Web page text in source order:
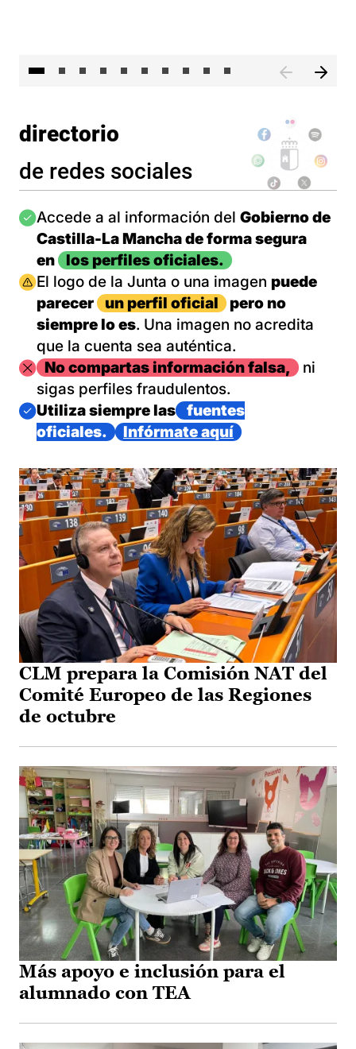
directorio
de redes sociales
Imagen
Accede a al información del Gobierno de
Castilla-La Mancha de forma segura
en
los perfiles oficiales.
Imagen
El logo de la Junta o una imagen puede
parecer
un perfil oficial
pero no
siempre lo es. Una imagen no acredita
que la cuenta sea auténtica.
ImagenNo compartas información falsa,
ni
sigas perfiles fraudulentos.
Imagen
Utiliza siempre las
fuentes
oficiales.
Infórmate aquí
CLM prepara la Comisión NAT del
Comité Europeo de las Regiones
de octubre
Más apoyo e inclusión para el
alumnado con TEA